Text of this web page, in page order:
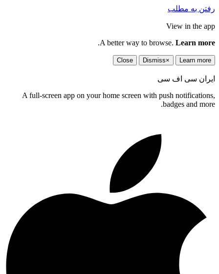
به مطلب
View in the
A better way to browse.Learn
.
Learn
Dismiss
Close
سی اف سی
A full-screen app on your home screen with push
badges and